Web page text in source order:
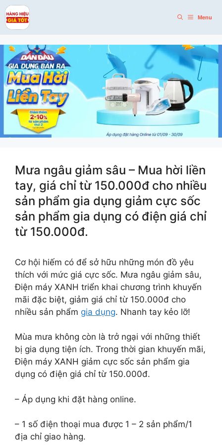
Skip
to
content
Menu
Mưa ngâu giảm sâu – Mua hời liền
tay, giá chỉ từ 150.000đ cho nhiều
sản phẩm gia dụng giảm cực sốc
sản phẩm gia dụng có điện giá chỉ
từ 150.000đ.
Cơ hội hiếm có để sở hữu những món đồ yêu
thích với mức giá cực sốc. Mưa ngâu giảm sâu,
Điện máy XANH triển khai chương trình khuyến
mãi đặc biệt, giảm giá chỉ từ 150.000đ cho
nhiều sản phẩm gia dụng. Nhanh tay kẻo lỡ!
Mùa mưa không còn là trở ngại với những thiết
bị gia dụng tiện ích. Trong thời gian khuyến mãi,
Điện máy XANH giảm cực sốc sản phẩm gia
dụng có điện giá chỉ từ 150.000đ.
– Áp dụng khi đặt hàng online.
– 1 số điện thoại mua được 1 – 2 sản phẩm/1
địa chỉ giao hàng.